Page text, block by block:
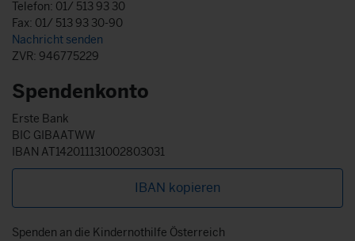
Telefon: 01/ 513 93 30
Fax: 01/ 513 93 30-90
Nachricht senden
ZVR: 946775229
Spendenkonto
Erste Bank
BIC GIBAATWW
IBAN AT142011131002803031
IBAN kopieren
Spenden an die Kindernothilfe Österreich